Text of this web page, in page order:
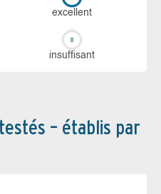
ex­cellent
in­suf­fi­sant
– établis par